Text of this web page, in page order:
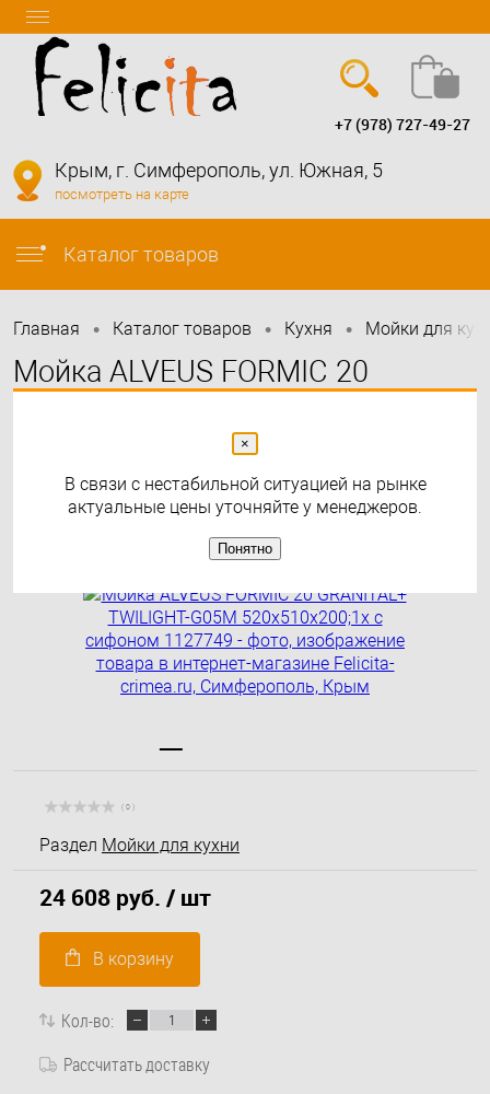
info@felicita-crimea.ru
+7 (978) 727-49-27
Крым, г. Симферополь, ул. Южная, 5
посмотреть на карте
Каталог товаров
Главная • Каталог товаров • Кухня • Мойки для
Мойка ALVEUS FORMIC 20
520x510x200;1x с сифоном
1127749
( 0 )
Раздел Мойки для кухни
24 608 руб. / шт
В корзину
Кол-во:
Рассчитать доставку
×
В связи с нестабильной ситуацией на рынке
актуальные цены уточняйте у менеджеров.
Понятно